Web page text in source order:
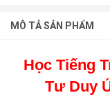
MÔ TẢ SẢN PHẨM
Học Tiếng
Tư Duy